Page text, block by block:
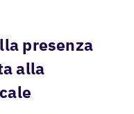
presenza
alla